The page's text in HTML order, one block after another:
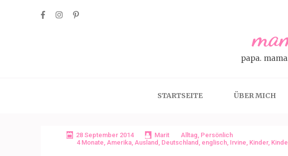
papa.
STARTSEITE ÜBER MICH
28 September 2014 Marit Alltag, Persönlich
4 Monate, Amerika, Ausland , Deutschland , englisch, Irvine, Kinder,